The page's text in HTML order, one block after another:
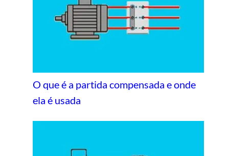
O que é a partida compensada e onde
ela é usada